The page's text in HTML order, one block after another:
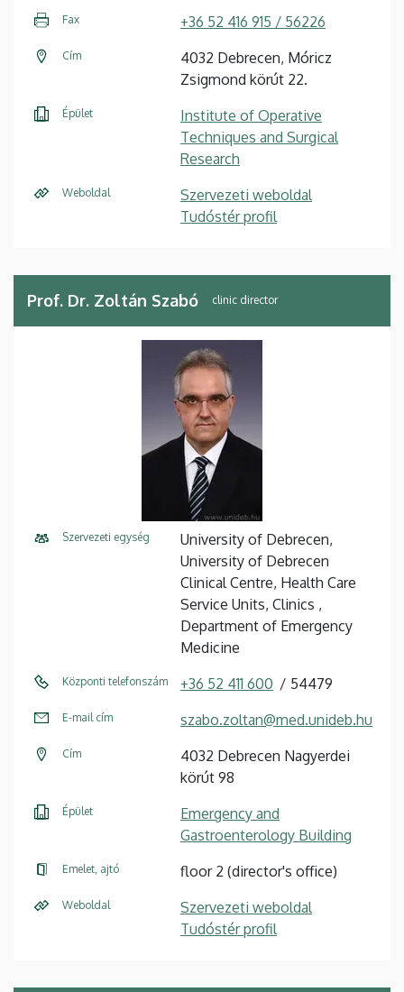
Fax +36 52 416 915 / 56226
Cím
4032 Debrecen, Móricz
Zsigmond körút 22.
Épület
Institute of Operative
Techniques and Surgical
Research
Weboldal
Szervezeti weboldal
Tudóstér profil
Prof. Dr. Zoltán Szabó clinic director
Szervezeti egység
University of Debrecen,
University of Debrecen
Clinical Centre, Health Care
Service Units, Clinics ,
Department of Emergency
Medicine
Központi telefonszám +36 52 411 600 54479
E-mail cím szabo.zoltan@med.unideb.hu
Cím
4032 Debrecen Nagyerdei
körút 98
Épület
Emergency and
Gastroenterology Building
Emelet, ajtó floor 2 (director's office)
Weboldal
Szervezeti weboldal
Tudóstér profil